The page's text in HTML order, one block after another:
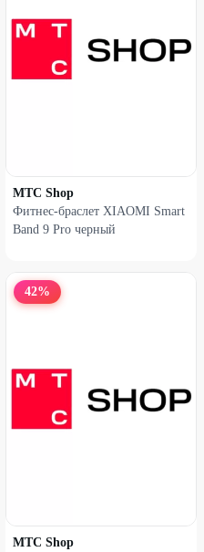
МТС Shop
Фитнес-браслет XIAOMI Smart
Band 9 Pro черный
42%
МТС Shop